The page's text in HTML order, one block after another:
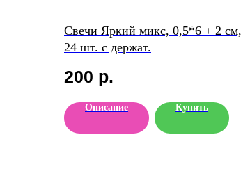
Свечи Яркий микс, 0,5*6 + 2 см,
24 шт. с держат.
200 р.
Описание Купить